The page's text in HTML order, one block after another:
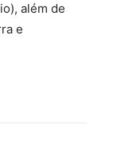
além de
e